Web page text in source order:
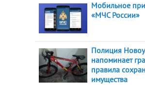
Мобильное
«МЧС России»
Полиция
напоминает
правила
имущества